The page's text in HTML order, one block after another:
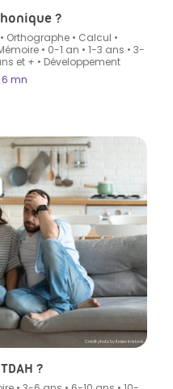
?
• Orthographe • Calcul •
• 0-1 an • 1-3 ans • 3-
et + • Développement
6 mn
Crédit photo by fizkes in Istock
?